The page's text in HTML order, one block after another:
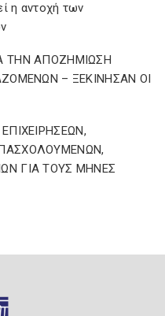
η αντοχή των
ΤΗΝ ΑΠΟΖΗΜΙΩΣΗ
– ΞΕΚΙΝΗΣΑΝ ΟΙ
ΓΙΑ ΤΟΥΣ ΜΗΝΕΣ